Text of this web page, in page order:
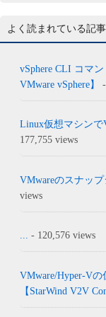
よく読まれている記事
vSphere CLI コマ
VMware vSphere】
Linux仮想マシンで
177,755 views
VMwareのスナッ
views
... - 120,576 views
VMware/Hyper-V
【StarWind V2V